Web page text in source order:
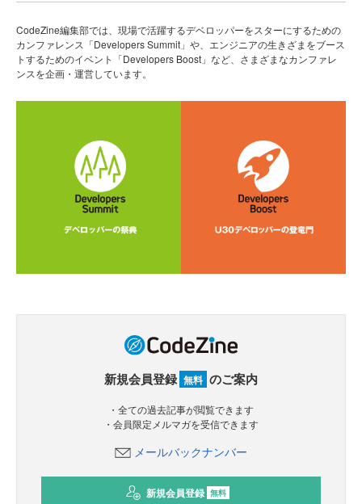
CodeZine編集部では、現場で活躍するデベロッパーをスターにするための
カンファレンス「Developers Summit」や、エンジニアの生きざまをブース
トするためのイベント「Developers Boost」など、さまざまなカンファレ
ンスを企画・運営しています。
新規会員登録 無料 のご案内
・全ての過去記事が閲覧できます
・会員限定メルマガを受信できます
メールバックナンバー
新規会員登録 無料